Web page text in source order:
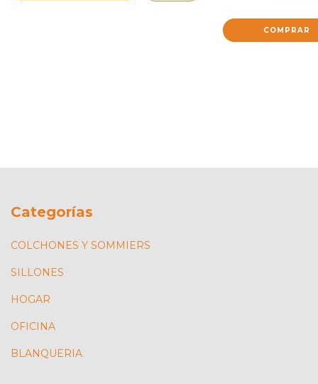
COMPRAR
Categorías
COLCHONES Y SOMMIERS
SILLONES
HOGAR
OFICINA
BLANQUERIA